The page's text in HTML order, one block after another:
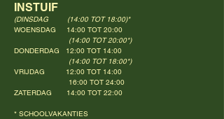
INSTUIF
(DINSDAG (14:00 TOT 18:00)*
WOENSDAG 14:00 TOT 20:00
(14:00 TOT 20:00*)
DONDERDAG 12:00 TOT 14:00
(14:00 TOT 18:00*)
VRIJDAG 12:00 TOT 14:00
16:00 TOT 24:00
ZATERDAG 14:00 TOT 22:00
* SCHOOLVAKANTIES